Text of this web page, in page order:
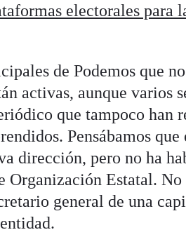
electorales para
de Podemos que
activas, aunque varios
que tampoco han
Pensábamos que
dirección, pero no ha
Estatal. No
general de una